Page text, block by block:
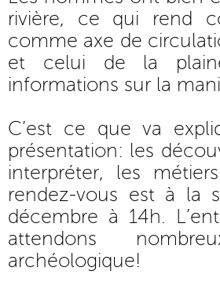
rivière, ce qui rend
comme axe de
et celui de la
informations sur la
C’est ce que va
présentation: les
interpréter, les
rendez-vous est à la
décembre à 14h.
attendons
archéologique!